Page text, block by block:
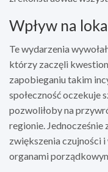
Wpływ na
Te wydarzenia
którzy zaczęli
zapobieganiu takim
społeczność oczekuje
pozwoliłoby na
regionie. Jednocześnie
zwiększenia czujności
organami